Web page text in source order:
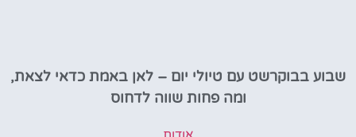
שבוע בבוקרשט עם טיולי יום – לאן באמת כדאי לצאת,
ומה פחות שווה לדחוס